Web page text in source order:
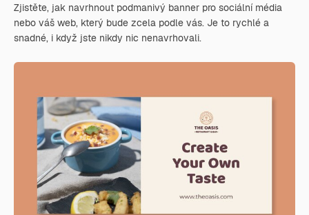
Zjistěte, jak navrhnout podmanivý banner pro sociální média
nebo váš web, který bude zcela podle vás. Je to rychlé a
snadné, i když jste nikdy nic nenavrhovali.